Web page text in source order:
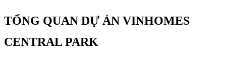
TỔNG QUAN DỰ ÁN VINHOMES
CENTRAL PARK